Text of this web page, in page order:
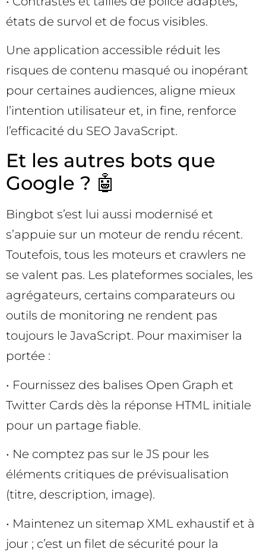
états de survol et de focus visibles.
Une application accessible réduit les
risques de contenu masqué ou inopérant
pour certaines audiences, aligne mieux
l’intention utilisateur et, in fine, renforce
l’efficacité du SEO JavaScript.
Et les autres bots que
Google ? 🤖
Bingbot s’est lui aussi modernisé et
s’appuie sur un moteur de rendu récent.
Toutefois, tous les moteurs et crawlers ne
se valent pas. Les plateformes sociales, les
agrégateurs, certains comparateurs ou
outils de monitoring ne rendent pas
toujours le JavaScript. Pour maximiser la
portée :
• Fournissez des balises Open Graph et
Twitter Cards dès la réponse HTML initiale
pour un partage fiable.
• Ne comptez pas sur le JS pour les
éléments critiques de prévisualisation
(titre, description, image).
• Maintenez un sitemap XML exhaustif et à
jour ; c’est un filet de sécurité pour la